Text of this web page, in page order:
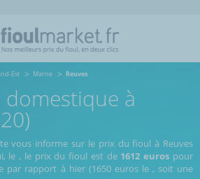
Est Marne Reuves
à
vous informe sur le prix du fioul à Reuves
le, le prix du fioul est de 1612 euros pour
par rapport à hier (1650 euros le , soit une